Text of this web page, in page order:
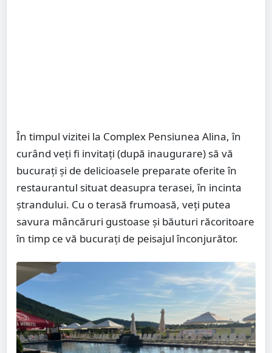
În timpul vizitei la Complex Pensiunea Alina, în
curând veți fi invitați (după inaugurare) să vă
bucurați și de delicioasele preparate oferite în
restaurantul situat deasupra terasei, în incinta
ștrandului. Cu o terasă frumoasă, veți putea
savura mâncăruri gustoase și băuturi răcoritoare
în timp ce vă bucurați de peisajul înconjurător.